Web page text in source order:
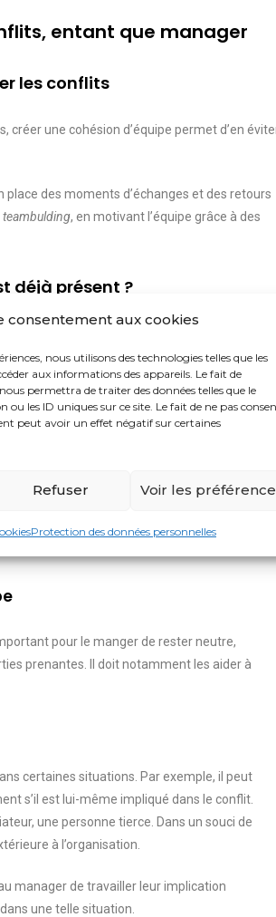
consentement aux cookies
nous utilisons des technologies telles que les
aux informations des appareils. Le fait de
permettra de traiter des données telles que le
les ID uniques sur ce site. Le fait de ne pas
peut avoir un effet négatif sur certaines
Refuser Voir les
Protection des données personnelles
entant que manager
les conflits
créer une cohésion d’équipe permet d’en
des moments d’échanges et des retours
teambulding, en motivant l’équipe grâce à des
déjà présent ?
conflit très encré. Quel qu’il soit, le
notamment :
de l’équipe
plus fluide et claire par exemple)
ou son point de vue, mais il se doit de rester
pour le manger de rester neutre,
prenantes. Il doit notamment les aider à
certaines situations. Par exemple, il peut
s’il est lui-même impliqué dans le conflit.
une personne tierce. Dans un souci de
à l’organisation.
manager de travailler leur implication
une telle situation.